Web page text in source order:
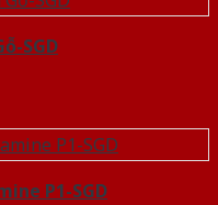
SGD
P1-SGD